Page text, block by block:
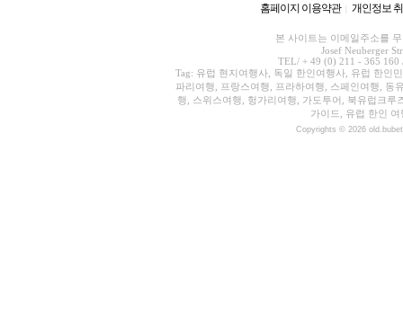
홈페이지 이용약관 개인정보
본 사이트는 이메일주소를
Josef Neuberger
TEL/ + 49 (0) 211 - 365 160
Tag: 유럽 현지여행사, 독일 한인여행사, 유럽 한인
파리여행, 프랑스여행, 프라하여행, 스페인여행, 동
행, 스위스여행, 헝가리여행, 가도투어, 북유럽크
가이드, 유럽 한인
Copyrights © 2026